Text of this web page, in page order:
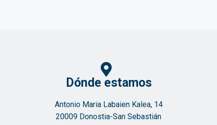
Dónde estamos
Antonio Maria Labaien Kalea, 14
20009 Donostia-San Sebastián